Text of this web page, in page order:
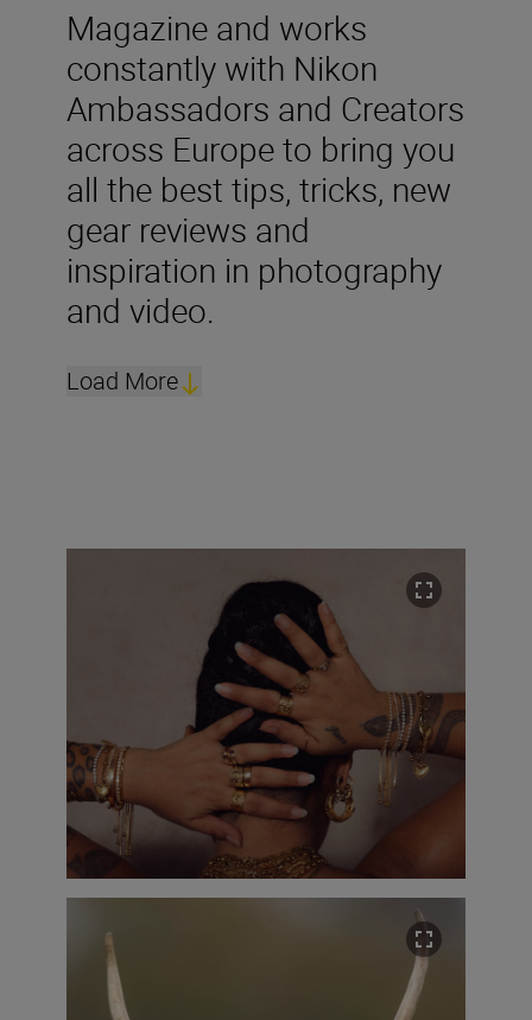
Magazine and works
constantly with Nikon
Ambassadors and Creators
across Europe to bring you
all the best tips, tricks, new
gear reviews and
inspiration in photography
and video.
Load More